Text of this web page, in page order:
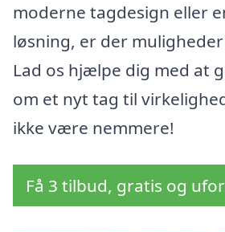
moderne tagdesign eller
løsning, er der
Lad os hjælpe dig med at
om et nyt tag til
ikke være nemmere!
Få 3 tilbud, gratis og